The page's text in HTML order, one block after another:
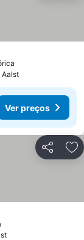
Aalst
Ver preços
Partilhar